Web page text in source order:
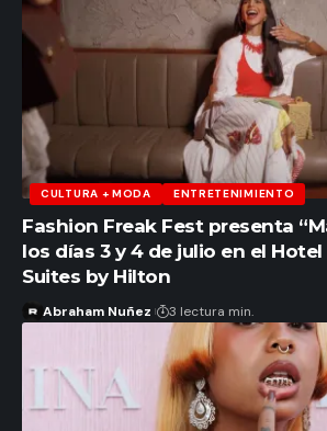
CULTURA + MODA ENTRETENIMIENTO
Fashion Freak Fest presenta
los días 3 y 4 de julio en el Hotel
Suites by Hilton
Abraham Nuñez 3 lectura min.